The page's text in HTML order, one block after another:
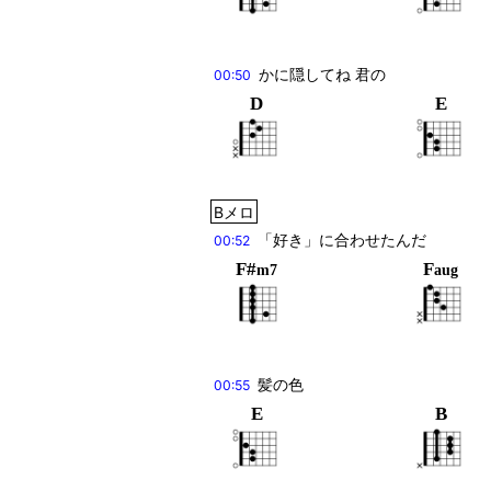
00:50 かに隠してね 君の
D E
Bメロ
00:52 「好き」に合わせたんだ
F#m7 Faug
00:55 髪の色
E B